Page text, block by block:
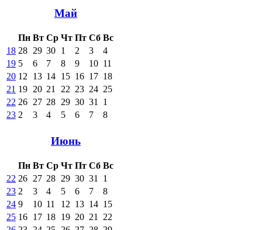
Май
Пн Вт Ср Чт Пт Сб Вс
18 28 29 30 1 2 3
4
19 5 6 7 8 9 10 11
20 12 13 14 15 16 17 18
21 19 20 21 22 23 24 25
22 26 27 28 29 30 31
1
23 2 3 4 5 6 7 8
Июнь
Пн Вт Ср Чт Пт Сб Вс
22 26 27 28 29 30 31
1
23 2 3 4 5 6 7
8
24 9 10 11 12 13 14 15
25 16 17 18 19 20 21
22